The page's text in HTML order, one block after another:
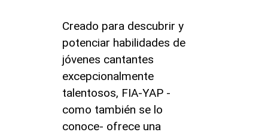
Creado para descubrir y
potenciar habilidades de
jóvenes cantantes
excepcionalmente
talentosos, FIA-YAP -
como también se lo
conoce- ofrece una